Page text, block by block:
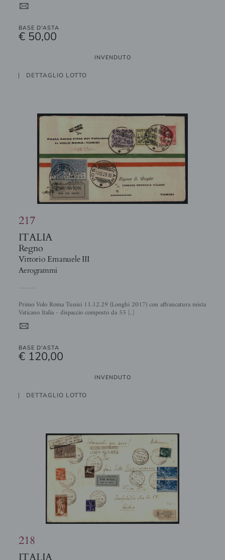
4
BASE D'ASTA
€ 50,00
INVENDUTO
DETTAGLIO LOTTO
217
ITALIA
Regno
Vittorio Emanuele III
Aerogrammi
Primo Volo Roma Tunisi 11.12.29 (Longhi 2017) con affrancatura mista
Vaticano Italia - dispaccio composto da 55 [..]
4
BASE D'ASTA
€ 120,00
INVENDUTO
DETTAGLIO LOTTO
218
ITALIA